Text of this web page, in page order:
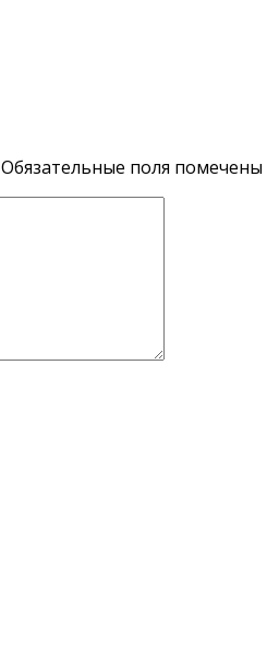
Обязательные поля помечены